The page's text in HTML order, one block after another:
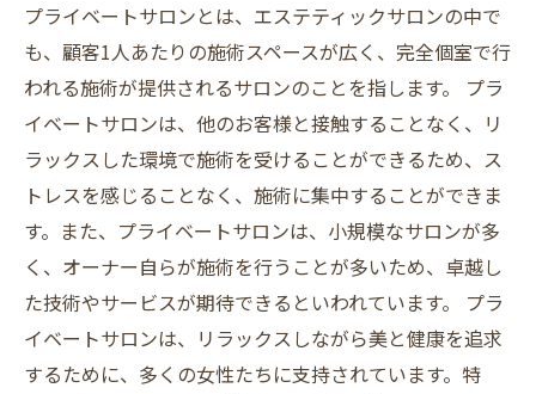
プライベートサロンとは、エステティックサロンの中で
も、顧客1人あたりの施術スペースが広く、完全個室で行
われる施術が提供されるサロンのことを指します。 プラ
イベートサロンは、他のお客様と接触することなく、リ
ラックスした環境で施術を受けることができるため、ス
トレスを感じることなく、施術に集中することができま
す。また、プライベートサロンは、小規模なサロンが多
く、オーナー自らが施術を行うことが多いため、卓越し
た技術やサービスが期待できるといわれています。 プラ
イベートサロンは、リラックスしながら美と健康を追求
するために、多くの女性たちに支持されています。特